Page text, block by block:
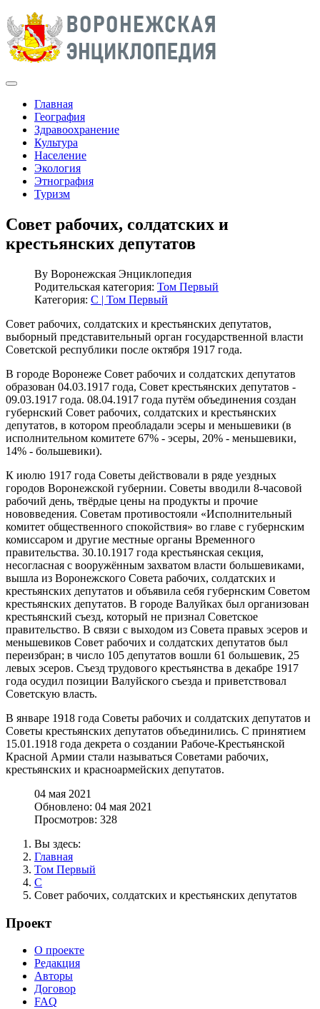
Главная
География
Здравоохранение
Культура
Население
Экология
Этнография
Туризм
Совет рабочих, солдатских и
крестьянских депутатов
By Воронежская Энциклопедия
Родительская категория: Том Первый
Категория: С | Том Первый
Совет рабочих, солдатских и крестьянских депутатов,
выборный представительный орган государственной власти
Советской республики после октября 1917 года.
В городе Воронеже Совет рабочих и солдатских депутатов
образован 04.03.1917 года, Совет крестьянских депутатов -
09.03.1917 года. 08.04.1917 года путём объединения создан
губернский Совет рабочих, солдатских и крестьянских
депутатов, в котором преобладали эсеры и меньшевики (в
исполнительном комитете 67% - эсеры, 20% - меньшевики,
14% - большевики).
К июлю 1917 года Советы действовали в ряде уездных
городов Воронежской губернии. Советы вводили 8-часовой
рабочий день, твёрдые цены на продукты и прочие
нововведения. Советам противостояли «Исполнительный
комитет общественного спокойствия» во главе с губернским
комиссаром и другие местные органы Временного
правительства. 30.10.1917 года крестьянская секция,
несогласная с вооружённым захватом власти большевиками,
вышла из Воронежского Совета рабочих, солдатских и
крестьянских депутатов и объявила себя губернским Советом
крестьянских депутатов. В городе Валуйках был организован
крестьянский съезд, который не признал Советское
правительство. В связи с выходом из Совета правых эсеров и
меньшевиков Совет рабочих и солдатских депутатов был
переизбран; в число 105 депутатов вошли 61 большевик, 25
левых эсеров. Съезд трудового крестьянства в декабре 1917
года осудил позиции Валуйского съезда и приветствовал
Советскую власть.
В январе 1918 года Советы рабочих и солдатских депутатов и
Советы крестьянских депутатов объединились. С принятием
15.01.1918 года декрета о создании Рабоче-Крестьянской
Красной Армии стали называться Советами рабочих,
крестьянских и красноармейских депутатов.
04 мая 2021
Обновлено: 04 мая 2021
Просмотров: 328
Вы здесь:
Главная
Том Первый
С
Совет рабочих, солдатских и крестьянских депутатов
Проект
О проекте
Редакция
Авторы
Договор
FAQ